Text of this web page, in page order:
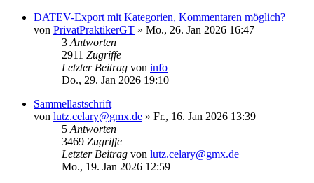
DATEV-Export mit Kategorien, Kommentaren möglich?
von PrivatPraktikerGT » Mo., 26. Jan 2026 16:47
3 Antworten
2911 Zugriffe
Letzter Beitrag von info
Do., 29. Jan 2026 19:10
Sammellastschrift
von lutz.celary@gmx.de » Fr., 16. Jan 2026 13:39
5 Antworten
3469 Zugriffe
Letzter Beitrag von lutz.celary@gmx.de
Mo., 19. Jan 2026 12:59